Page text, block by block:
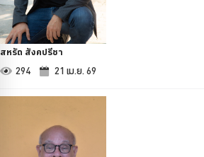
สหรัถ สังคปรีชา
294 21 เม.ย. 69